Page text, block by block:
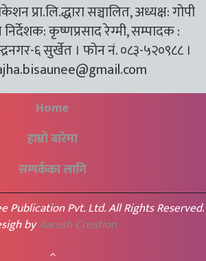
प्रा.लि.द्धारा सञ्चालित, अध्यक्ष: गोपी
निर्देशक: कृष्णप्रसाद रेग्मी, सम्पादक :
६ सुर्खेत । फोन नं. ०८३-५२०९८८ ।
Home
हाम्रो बारेमा
सम्पर्कका लागि
Publication Pvt. Ltd. All Rights Reserved.
byAarush Creation